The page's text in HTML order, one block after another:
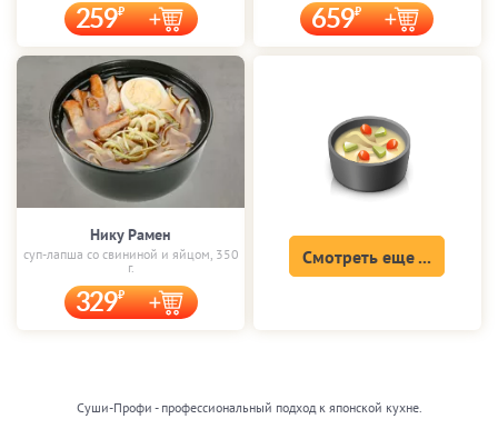
259 659
Нику Рамен
суп-лапша со свининой и яйцом, 350
г.
329
Смотреть еще ...
Суши-Профи - профессиональный подход к японской кухне.